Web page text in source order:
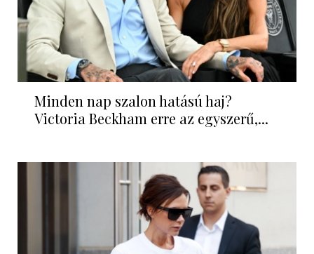
Minden nap szalon hatású haj?
Victoria Beckham erre az egyszerű,...